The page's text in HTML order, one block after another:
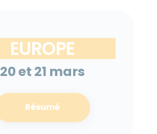
EUROPE
20 et 21 mars
Résumé